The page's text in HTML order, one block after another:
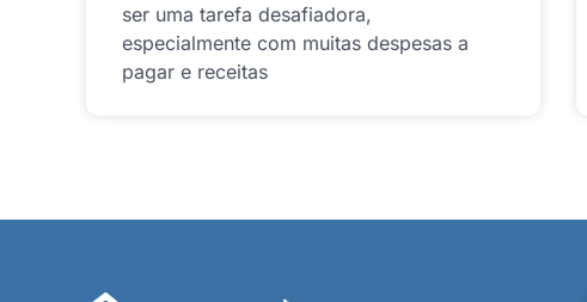
ser uma tarefa desafiadora,
especialmente com muitas despesas a
pagar e receitas